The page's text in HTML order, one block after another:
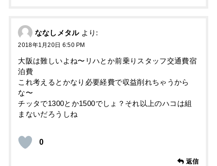
ななしメタル より:
2018年1月20日 6:50 PM
大阪は難しいよね〜リハとか前乗りスタッフ交通費宿
泊費
これ考えるとかなり必要経費で収益削れちゃうから
な〜
チッタで1300とか1500でしょ？それ以上のハコは組
まないだろうしね
0
返信